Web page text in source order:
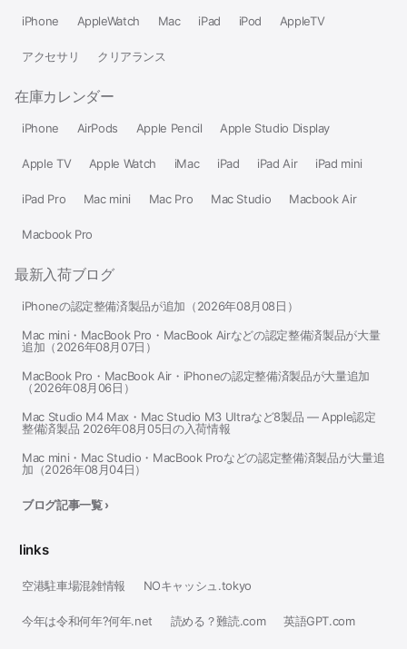
iPhone AppleWatch Mac iPad iPod AppleTV
アクセサリ クリアランス
在庫カレンダー
iPhone AirPods Apple Pencil Apple Studio Display
Apple TV Apple Watch iMac iPad iPad Air iPad mini
iPad Pro Mac mini Mac Pro Mac Studio Macbook Air
Macbook Pro
最新入荷ブログ
iPhoneの認定整備済製品が追加（2026年08月08日）
Mac mini・MacBook Pro・MacBook Airなどの認定整備済製品が大量
追加（2026年08月07日）
MacBook Pro・MacBook Air・iPhoneの認定整備済製品が大量追加
（2026年08月06日）
Mac Studio M4 Max・Mac Studio M3 Ultraなど8製品 — Apple認定
整備済製品 2026年08月05日の入荷情報
Mac mini・Mac Studio・MacBook Proなどの認定整備済製品が大量追
加（2026年08月04日）
ブログ記事一覧 ›
links
空港駐車場混雑情報 NOキャッシュ.tokyo
今年は令和何年?何年.net 読める？難読.com 英語GPT.com